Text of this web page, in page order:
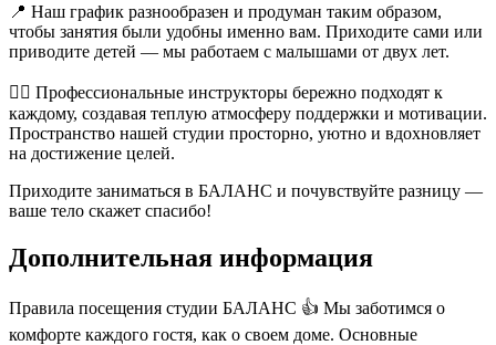
📍 Наш график разнообразен и продуман таким образом,
чтобы занятия были удобны именно вам. Приходите сами или
приводите детей — мы работаем с малышами от двух лет.
🧘‍♀️ Профессиональные инструкторы бережно подходят к
каждому, создавая теплую атмосферу поддержки и мотивации.
Пространство нашей студии просторно, уютно и вдохновляет
на достижение целей.
Приходите заниматься в БАЛАНС и почувствуйте разницу —
ваше тело скажет спасибо!
Дополнительная информация
Правила посещения студии БАЛАНС 👍 Мы заботимся о
комфорте каждого гостя, как о своем доме. Основные